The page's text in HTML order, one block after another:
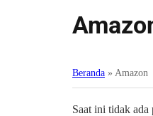
Beranda » Amazon
Saat ini tidak